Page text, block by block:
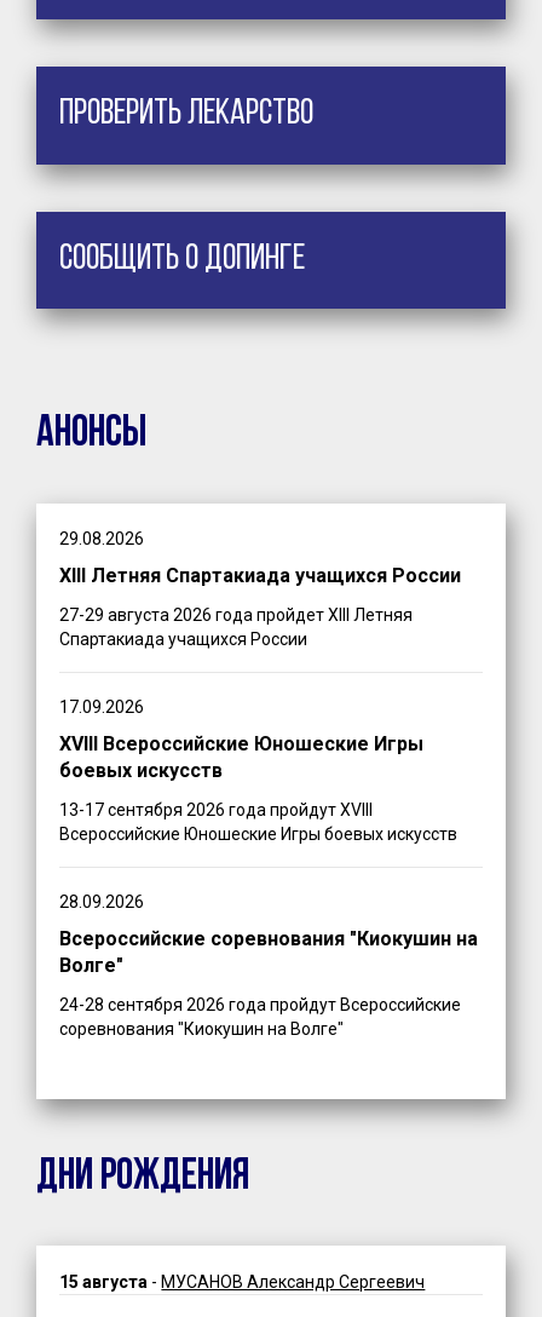
Проверить лекарство
Сообщить о допинге
Анонсы
29.08.2026
XIII Летняя Спартакиада учащихся России
27-29 августа 2026 года пройдет XIII Летняя
Спартакиада учащихся России
17.09.2026
XVIII Всероссийские Юношеские Игры
боевых искусств
13-17 сентября 2026 года пройдут XVIII
Всероссийские Юношеские Игры боевых искусств
28.09.2026
Всероссийские соревнования "Киокушин на
Волге"
24-28 сентября 2026 года пройдут Всероссийские
соревнования "Киокушин на Волге"
ДНИ РОЖДЕНИЯ
15 августа - МУСАНОВ Александр Сергеевич